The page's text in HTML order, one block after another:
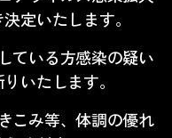
定いたします。
ている方感染の疑い
いたします。
こみ等、体調の優れ